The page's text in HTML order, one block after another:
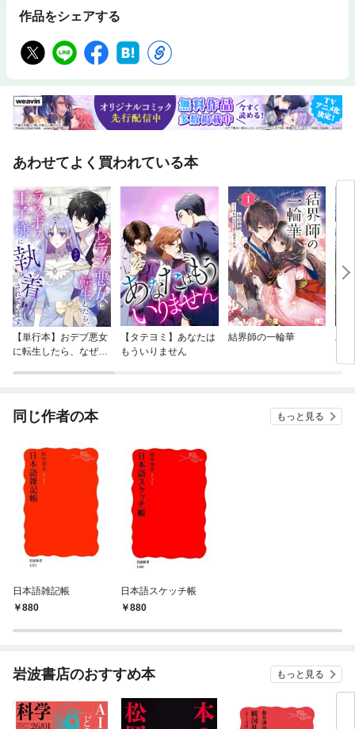
作品をシェアする
あわせてよく買われている本
【単行本】おデブ悪女
に転生したら、なぜか
【タテヨミ】あなたは
もういりません
結界師の一輪華
バ
今
同じ作者の本 もっと見る
日本語雑記帳
880
日本語スケッチ帳
880
岩波書店のおすすめ本 もっと見る